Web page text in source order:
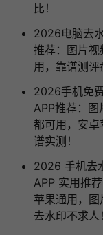
比！
2026电脑去
推荐：图片视
用，靠谱测评
2026手机免
APP推荐：图
都可用，安卓
谱实测！
2026 手机去
APP 实用推
苹果通用，图
去水印不求人！